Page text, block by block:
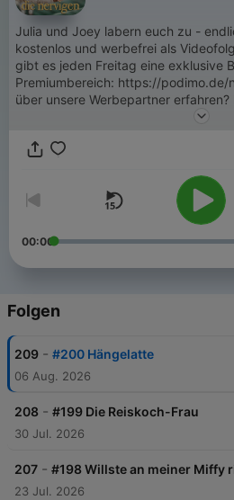
Julia und Joey labern euch zu - endlich! "Die Nervigen"
kostenlos und werbefrei als
gibt es jeden Freitag eine exklusive
Premiumbereich: https://podimo.de/nervig Du
über unsere Werbepartner
Rabatte: https://linktr.ee/dienervigen Du möchtest Werbung in
Werbemöglichkeiten bei Seven.One
00:00
Folgen
209 - #200 Hängelatte
06 Aug. 2026
208 - #199 Die Reiskoch-Frau
30 Jul. 2026
207 - #198 Willste an meiner Miffy
23 Jul. 2026